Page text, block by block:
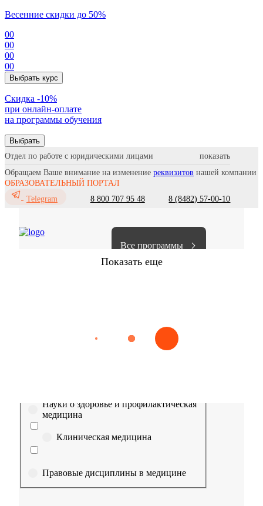
Весенние скидки до 50%
00
00
00
00
Выбрать курс
Cкидка -10%
при онлайн-оплате
на программы обучения
Выбрать
Отдел по работе с юридическими лицами
Обращаем Ваше внимание на изменение реквизитов нашей компании
ОБРАЗОВАТЕЛЬНЫЙ ПОРТАЛ
Telegram
8 800 707 95 48 8 (8482) 57-00-10
Все программы
Показать еще
Эпидемиология Медицинская помощь
Выберите направление
Науки о здоровье и профилактическая
медицина
Клиническая медицина
Правовые дисциплины в медицине